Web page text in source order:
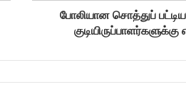
போலியான சொத்துப்